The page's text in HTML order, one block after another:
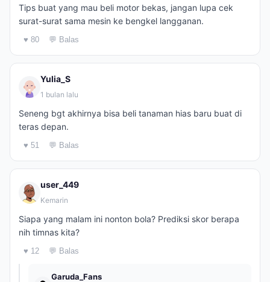
Tips buat yang mau beli motor bekas, jangan lupa cek
surat-surat sama mesin ke bengkel langganan.
♥ 80 💬 Balas
Yulia_S
1 bulan lalu
Seneng bgt akhirnya bisa beli tanaman hias baru buat di
teras depan.
♥ 51 💬 Balas
user_449
Kemarin
Siapa yang malam ini nonton bola? Prediksi skor berapa
nih timnas kita?
♥ 12 💬 Balas
Garuda_Fans